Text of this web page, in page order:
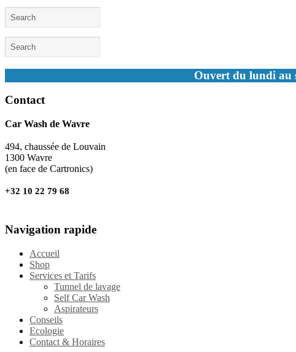
Ouvert du lundi au
Contact
Car Wash de Wavre
494, chaussée de Louvain
1300 Wavre
(en face de Cartronics)
+32 10 22 79 68
Navigation rapide
Accueil
Shop
Services et Tarifs
Tunnel de lavage
Self Car Wash
Aspirateurs
Conseils
Ecologie
Contact & Horaires